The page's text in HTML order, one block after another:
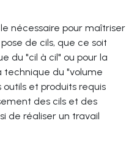
nécessaire pour maîtriser
de cils, que ce soit
du "cil à cil" ou pour la
technique du "volume
et produits requis
des cils et des
de réaliser un travail